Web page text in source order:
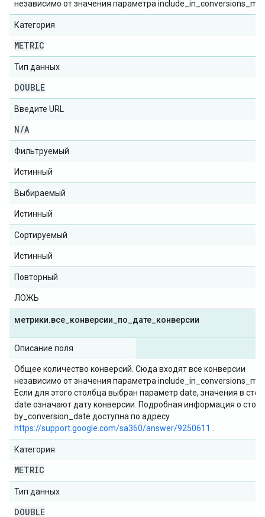
независимо от значения параметра
Категория
METRIC
Тип данных
DOUBLE
Введите URL
N/A
Фильтруемый
Истинный
Выбираемый
Истинный
Сортируемый
Истинный
Повторный
ЛОЖЬ
метрики.все конверсии по дате конверсии
Описание поля
Общее количество конверсий. Сюда входят все конверсии
независимо от значения параметра
Если для этого столбца выбран параметр date, значения в
date означают дату конверсии. Подробная информация о
by_conversion_date доступна по адресу
https://support.google.com/sa360/answer/9250611
Категория
METRIC
Тип данных
DOUBLE